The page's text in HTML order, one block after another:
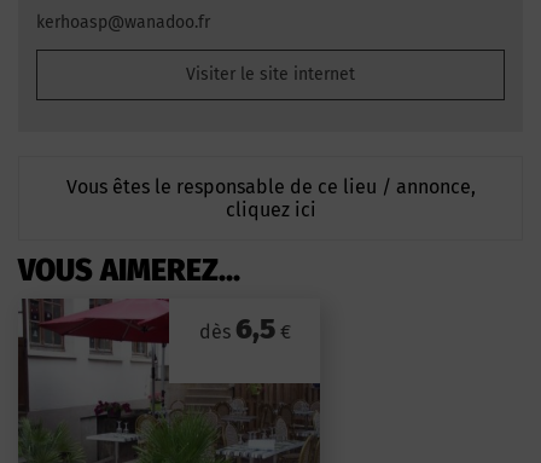
kerhoasp@wanadoo.fr
Visiter le site internet
Vous êtes le responsable de ce lieu / annonce,
cliquez ici
VOUS AIMEREZ...
dès 6,5€